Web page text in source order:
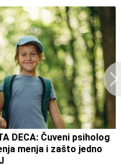
DECA: Čuveni psiholog
menja i zašto jedno